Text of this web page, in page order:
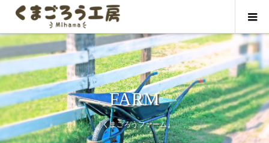
FARM
『くまごろうファーム』